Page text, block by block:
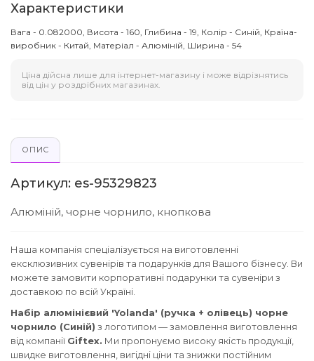
Характеристики
Вага - 0.082000, Висота - 160, Глибина - 19, Колір - Синій, Країна-
виробник - Китай, Матеріал - Алюміній, Ширина - 54
Ціна дійсна лише для інтернет-магазину і може відрізнятись
від цін у роздрібних магазинах.
ОПИС
Артикул: es-95329823
Алюміній, чорне чорнило, кнопкова
Наша компанія спеціалізується на виготовленні
ексклюзивних сувенірів та подарунків для Вашого бізнесу. Ви
можете замовити корпоративні подарунки та сувеніри з
доставкою по всій Україні.
Набір алюмінієвий 'Yolanda' (ручка + олівець) чорне
чорнило (Синій) з логотипом — замовлення виготовлення
від компанії Giftex. Ми пропонуємо високу якість продукції,
швидке виготовлення, вигідні ціни та знижки постійним